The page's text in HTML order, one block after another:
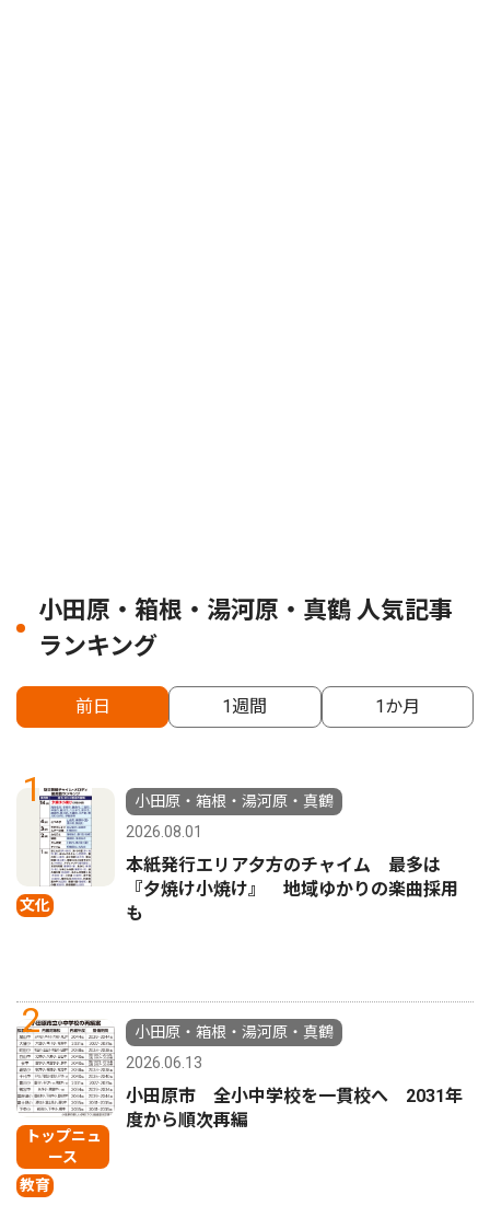
小田原・箱根・湯河原・真鶴 人気記事
ランキング
前日 1週間 1か月
1
文化
小田原・箱根・湯河原・真鶴
2026.08.01
本紙発行エリア夕方のチャイム 最多は
『夕焼け小焼け』 地域ゆかりの楽曲採用
も
2
トップニュ
ース
教育
小田原・箱根・湯河原・真鶴
2026.06.13
小田原市 全小中学校を一貫校へ 2031年
度から順次再編